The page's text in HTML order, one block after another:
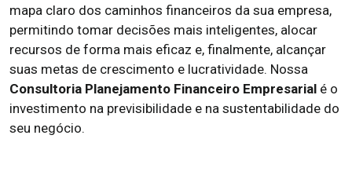
mapa claro dos caminhos financeiros da sua empresa,
permitindo tomar decisões mais inteligentes, alocar
recursos de forma mais eficaz e, finalmente, alcançar
suas metas de crescimento e lucratividade. Nossa
Consultoria Planejamento Financeiro Empresarial é o
investimento na previsibilidade e na sustentabilidade do
seu negócio.